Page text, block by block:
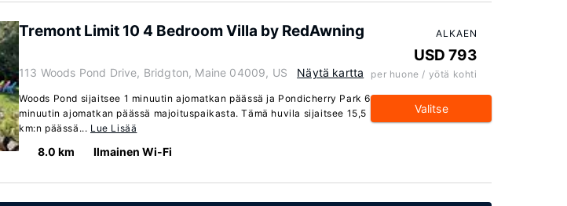
Tremont Limit 10 4 Bedroom Villa by RedAwning
113 Woods Pond Drive, Bridgton, Maine 04009, US Näytä kartta
Woods Pond sijaitsee 1 minuutin ajomatkan päässä ja Pondicherry Park 6
minuutin ajomatkan päässä majoituspaikasta. Tämä huvila sijaitsee 15,5
km:n päässä... Lue Lisää
8.0 km Ilmainen Wi-Fi
ALKAEN
USD 793
per huone / yötä kohti
Valitse